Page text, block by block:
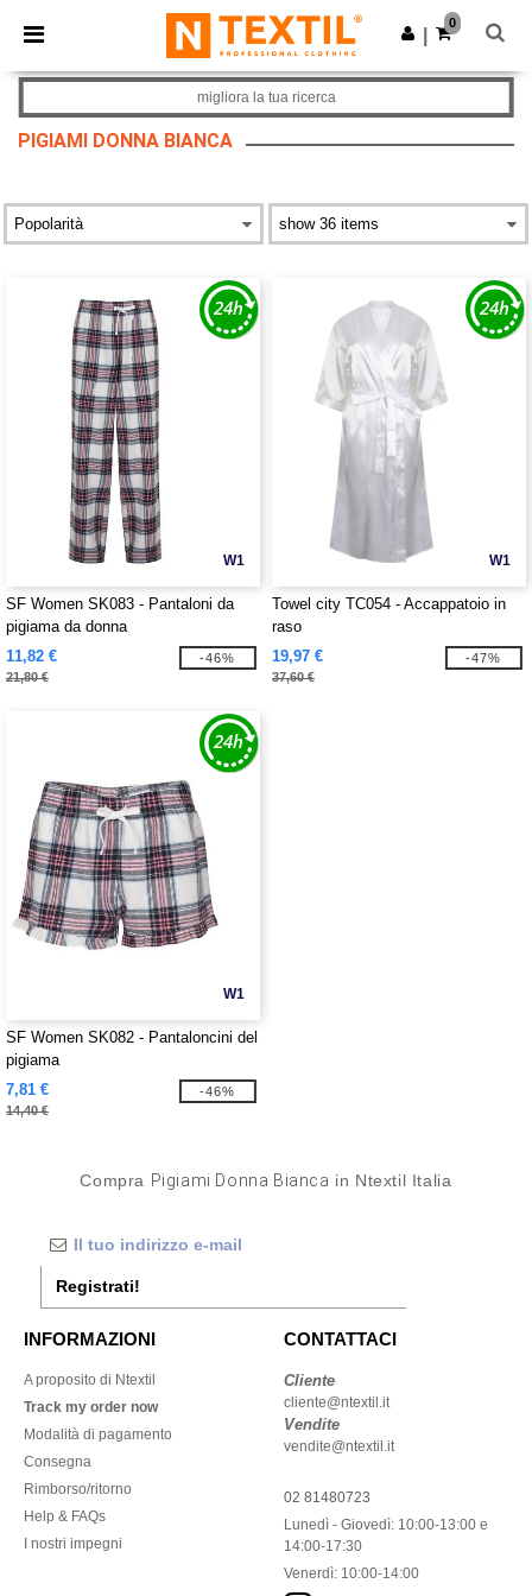
× App Ntextil
Prezzi migliori sull'app!
Scarica app
0
PIGIAMI DONNA BIANCA
migliora la tua ricerca
W1
SF Women SK083 - Pantaloni da
pigiama da donna
11,82 €
21,80 €
-46%
W1
Towel city TC054 - Accappatoio in
raso
19,97 €
37,60 €
-47%
W1
SF Women SK082 - Pantaloncini del
pigiama
7,81 €
14,40 €
-46%
Compra Pigiami Donna Bianca in Ntextil Italia
Registrati!
INFORMAZIONI
A proposito di Ntextil
Track my order now
Modalità di pagamento
Consegna
Rimborso/ritorno
Help & FAQs
I nostri impegni
CONTATTACI
Cliente
cliente@ntextil.it
Vendite
vendite@ntextil.it
02 81480723
Lunedì - Giovedì: 10:00-13:00 e
14:00-17:30
Venerdì: 10:00-14:00